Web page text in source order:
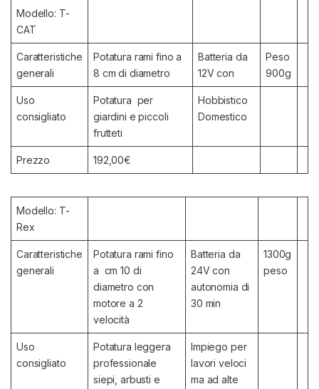
Modello: T-
CAT
Caratteristiche
generali
Potatura rami fino a
8 cm di diametro
Batteria da
12V con
Peso
900g
Uso
consigliato
Potatura per
giardini e piccoli
frutteti
Hobbistico
Domestico
Prezzo 192,00€
Modello: T-
Rex
Caratteristiche
generali
Potatura rami fino
a cm 10 di
diametro con
motore a 2
velocità
Batteria da
24V con
autonomia di
30 min
1300g
peso
Uso
consigliato
Potatura leggera
professionale
siepi, arbusti e
Impiego per
lavori veloci
ma ad alte